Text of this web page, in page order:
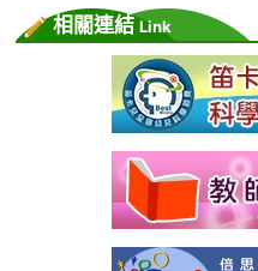
相關連結Link